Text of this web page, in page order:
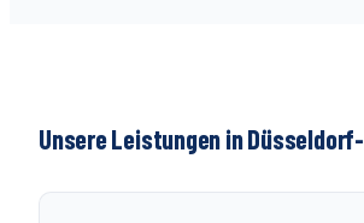
Unsere Leistungen in Düsseldorf-